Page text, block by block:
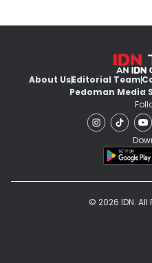
About UsEditorial Team
Pedoman Media
© 2026 IDN. All